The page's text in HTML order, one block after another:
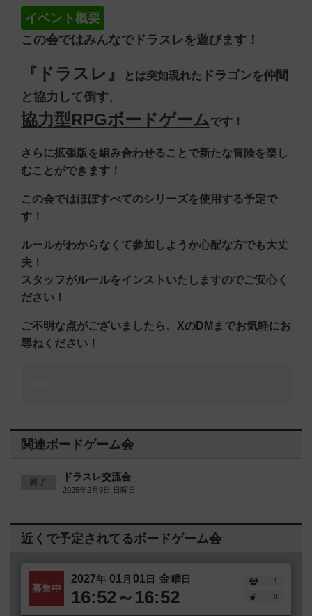
イベント概要
この会ではみんなでドラスレを遊びます！
『ドラスレ』 とは突如現れた ドラゴンを仲間
と協力して倒す、
協力型RPGボードゲームです！
さらに拡張版を組み合わせることで新たな冒険を楽し
むことができます！
この会ではほぼすべてのシリーズを使用する予定で
す！
ルールがわからなくて参加しようか心配な方でも大丈
夫！
スタッフがルールをインストいたしますのでご安心く
ださい！
ご不明な点がございましたら、XのDMまでお気軽にお
尋ねください！
関連ボードゲーム会
終了 ドラスレ交流会
2025年2月9日 日曜日
近くで予定されてるボードゲーム会
募集中
2027年 01 月 01日 金曜日
16:52～16:52
1
0